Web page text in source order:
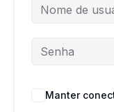
Manter